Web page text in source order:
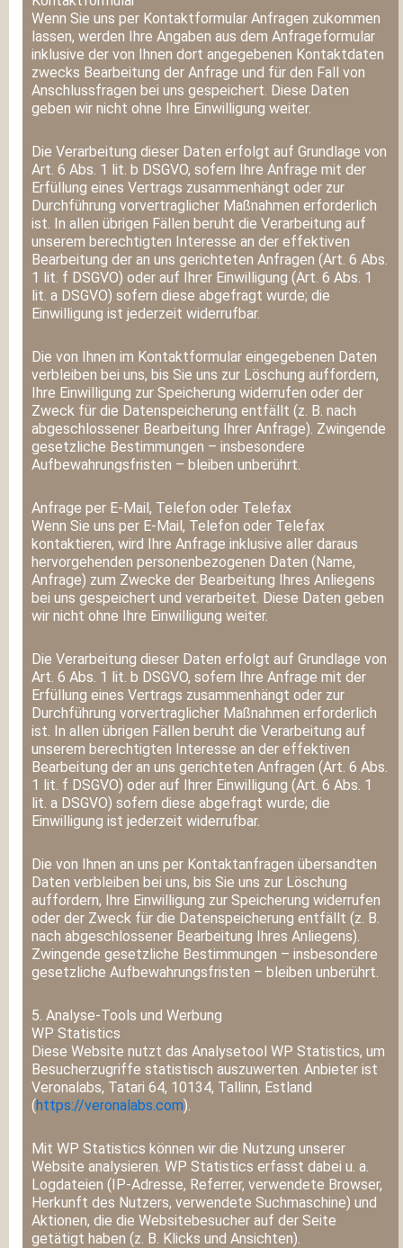
Wenn Sie uns per Kontaktformular Anfragen zukommen
lassen, werden Ihre Angaben aus dem Anfrageformular
inklusive der von Ihnen dort angegebenen Kontaktdaten
zwecks Bearbeitung der Anfrage und für den Fall von
Anschlussfragen bei uns gespeichert. Diese Daten
geben wir nicht ohne Ihre Einwilligung weiter.
Die Verarbeitung dieser Daten erfolgt auf Grundlage von
Art. 6 Abs. 1 lit. b DSGVO, sofern Ihre Anfrage mit der
Erfüllung eines Vertrags zusammenhängt oder zur
Durchführung vorvertraglicher Maßnahmen erforderlich
ist. In allen übrigen Fällen beruht die Verarbeitung auf
unserem berechtigten Interesse an der effektiven
Bearbeitung der an uns gerichteten Anfragen (Art. 6 Abs.
1 lit. f DSGVO) oder auf Ihrer Einwilligung (Art. 6 Abs. 1
lit. a DSGVO) sofern diese abgefragt wurde; die
Einwilligung ist jederzeit widerrufbar.
Die von Ihnen im Kontaktformular eingegebenen Daten
verbleiben bei uns, bis Sie uns zur Löschung auffordern,
Ihre Einwilligung zur Speicherung widerrufen oder der
Zweck für die Datenspeicherung entfällt (z. B. nach
abgeschlossener Bearbeitung Ihrer Anfrage). Zwingende
gesetzliche Bestimmungen – insbesondere
Aufbewahrungsfristen – bleiben unberührt.
Anfrage per E-Mail, Telefon oder Telefax
Wenn Sie uns per E-Mail, Telefon oder Telefax
kontaktieren, wird Ihre Anfrage inklusive aller daraus
hervorgehenden personenbezogenen Daten (Name,
Anfrage) zum Zwecke der Bearbeitung Ihres Anliegens
bei uns gespeichert und verarbeitet. Diese Daten geben
wir nicht ohne Ihre Einwilligung weiter.
Die Verarbeitung dieser Daten erfolgt auf Grundlage von
Art. 6 Abs. 1 lit. b DSGVO, sofern Ihre Anfrage mit der
Erfüllung eines Vertrags zusammenhängt oder zur
Durchführung vorvertraglicher Maßnahmen erforderlich
ist. In allen übrigen Fällen beruht die Verarbeitung auf
unserem berechtigten Interesse an der effektiven
Bearbeitung der an uns gerichteten Anfragen (Art. 6 Abs.
1 lit. f DSGVO) oder auf Ihrer Einwilligung (Art. 6 Abs. 1
lit. a DSGVO) sofern diese abgefragt wurde; die
Einwilligung ist jederzeit widerrufbar.
Die von Ihnen an uns per Kontaktanfragen übersandten
Daten verbleiben bei uns, bis Sie uns zur Löschung
auffordern, Ihre Einwilligung zur Speicherung widerrufen
oder der Zweck für die Datenspeicherung entfällt (z. B.
nach abgeschlossener Bearbeitung Ihres Anliegens).
Zwingende gesetzliche Bestimmungen – insbesondere
gesetzliche Aufbewahrungsfristen – bleiben unberührt.
5. Analyse-Tools und Werbung
WP Statistics
Diese Website nutzt das Analysetool WP Statistics, um
Besucherzugriffe statistisch auszuwerten. Anbieter ist
Veronalabs, Tatari 64, 10134, Tallinn, Estland
(https://veronalabs.com).
Mit WP Statistics können wir die Nutzung unserer
Website analysieren. WP Statistics erfasst dabei u. a.
Logdateien (IP-Adresse, Referrer, verwendete Browser,
Herkunft des Nutzers, verwendete Suchmaschine) und
Aktionen, die die Websitebesucher auf der Seite
getätigt haben (z. B. Klicks und Ansichten).